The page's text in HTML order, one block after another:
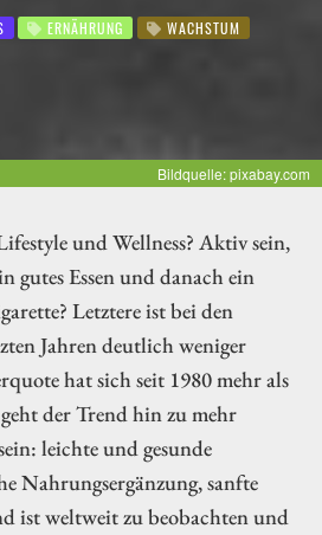
ERNÄHRUNG
WACHSTUM
Bildquelle: pixabay.com
und Wellness? Aktiv sein,
gutes Essen und danach ein
Letztere ist bei den
Jahren deutlich weniger
hat sich seit 1980 mehr als
der Trend hin zu mehr
leichte und gesunde
Nahrungsergänzung, sanfte
ist weltweit zu beobachten und